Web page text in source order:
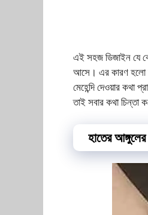
এই সহজ ডিজাইন যে
আসে। এর কারণ হলো
মেহেন্দি দেওয়ার কথা
তাই সবার কথা চিন্তা
হাতের